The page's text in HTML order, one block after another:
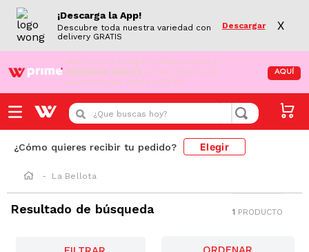
¡Descarga la App!
Descubre toda nuestra variedad con
delivery GRATIS
Descargar X
¡Aún no eres Wong Prime! Aprovecha el
DESPACHO GRATIS en tus compras de
supermercado desde S/79.90
AQUÍ
¿Que buscas hoy?
¿Cómo quieres recibir tu pedido? Elegir
La Bellota
Resultado de búsqueda 1 PRODUCTO
SAT